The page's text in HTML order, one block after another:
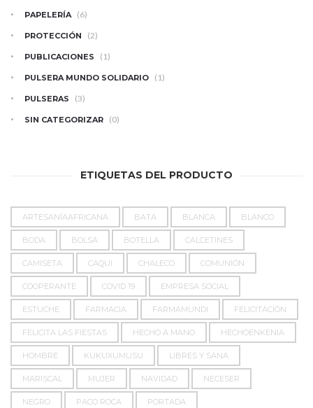
PAPELERÍA (6)
PROTECCIÓN (2)
PUBLICACIONES (1)
PULSERA MUNDO SOLIDARIO (1)
PULSERAS (3)
SIN CATEGORIZAR (0)
ETIQUETAS DEL PRODUCTO
ARTESANÍAAFRICANA BATA BLANCA BLANCO
BODA BOLSA BOTELLA CALCETINES
CAMISETA CAQUI CHALECO COMUNIÓN
COOPERANTE COVID 19 EMPRESA SOCIAL
ESTUCHE FARMACIA FARMAMUNDI FELICITACIÓN
FELICITA LAS FIESTAS HECHO A MANO HECHOENKENIA
HOMBRE KUKUXUMUSU LIBRES Y SANA
MARISCAL MUJER NAVIDAD NECESER
NEGRO PACO ROCA PORTADA